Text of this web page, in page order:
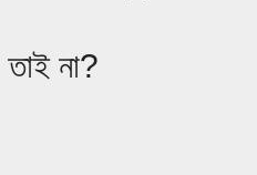
তাই না?